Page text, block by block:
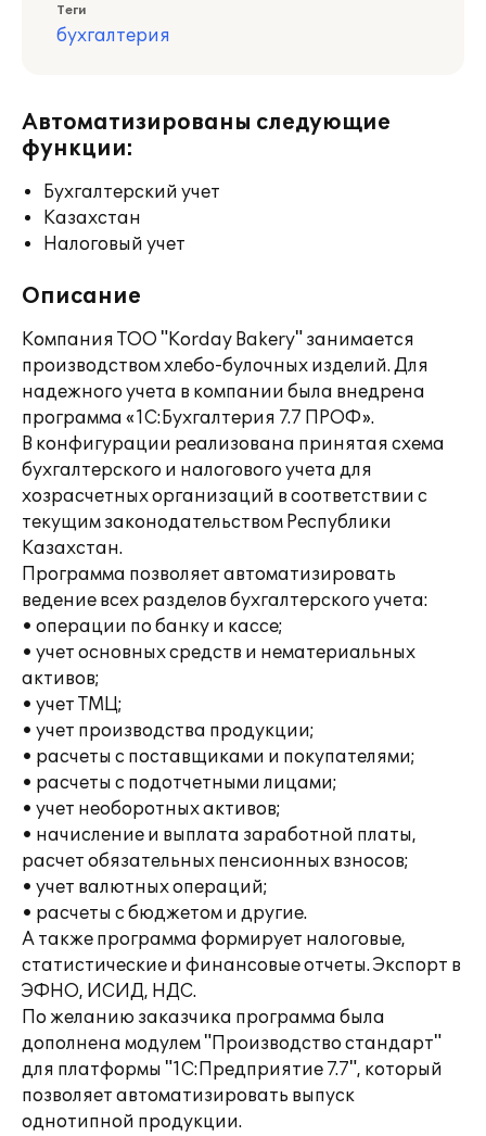
Теги
бухгалтерия
Автоматизированы следующие
функции:
Бухгалтерский учет
Казахстан
Налоговый учет
Описание
Компания ТОО "Korday Bakery" занимается
производством хлебо-булочных изделий. Для
надежного учета в компании была внедрена
программа «1С:Бухгалтерия 7.7 ПРОФ».
В конфигурации реализована принятая схема
бухгалтерского и налогового учета для
хозрасчетных организаций в соответствии с
текущим законодательством Республики
Казахстан.
Программа позволяет автоматизировать
ведение всех разделов бухгалтерского учета:
• операции по банку и кассе;
• учет основных средств и нематериальных
активов;
• учет ТМЦ;
• учет производства продукции;
• расчеты с поставщиками и покупателями;
• расчеты с подотчетными лицами;
• учет необоротных активов;
• начисление и выплата заработной платы,
расчет обязательных пенсионных взносов;
• учет валютных операций;
• расчеты с бюджетом и другие.
А также программа формирует налоговые,
статистические и финансовые отчеты. Экспорт в
ЭФНО, ИСИД, НДС.
По желанию заказчика программа была
дополнена модулем "Производство стандарт"
для платформы "1С:Предприятие 7.7", который
позволяет автоматизировать выпуск
однотипной продукции.